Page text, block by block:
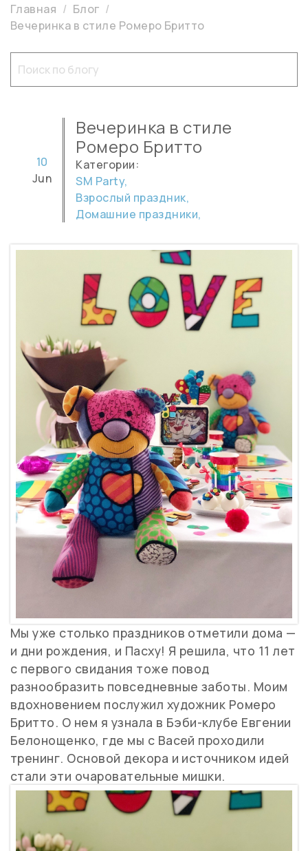
Главная
Блог
Вечеринка в стиле Ромеро Бритто
Вечеринка в стиле
Ромеро Бритто
10
Jun
Категории:
SM Party,
Взрослый праздник,
Домашние праздники,
Мы уже столько праздников отметили дома —
и дни рождения, и Пасху! Я решила, что 11 лет
с первого свидания тоже повод
разнообразить повседневные заботы. Моим
вдохновением послужил художник Ромеро
Бритто. О нем я узнала в Бэби-клубе Евгении
Белонощенко, где мы с Васей проходили
тренинг. Основой декора и источником идей
стали эти очаровательные мишки.